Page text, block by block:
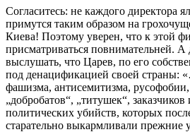
Согласитесь: не каждого директора
примутся таким образом на
Киева! Поэтому уверен, что к этой
присматриваться повнимательней. А
выслушать, что Царев, по его
под денацификацией своей страны:
фашизма, антисемитизма, русофобии,
„добробатов“, „титушек“,
политических убийств, которых
старательно выкармливали прежние